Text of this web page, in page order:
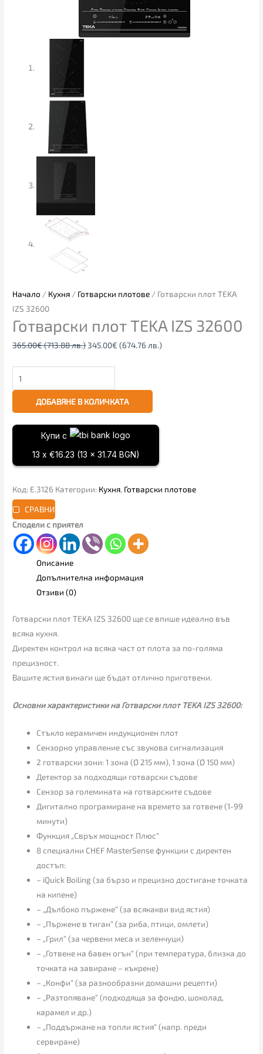
Начало / Кухня / Готварски плотове / Готварски плот TEKA
IZS 32600
Готварски плот TEKA IZS 32600
365.00€(713.88 лв.) 345.00€ (674.76 лв.)
ДОБАВЯНЕ В КОЛИЧКАТА
Купи с
13 x €16.23 (13 x 31.74 BGN)
Код: Е.3126 Категории: Кухня, Готварски плотове
СРАВНИ
Сподели с приятел
Описание
Допълнителна информация
Отзиви (0)
Готварски плот TEKA IZS 32600 ще се впише идеално във
всяка кухня.
Директен контрол на всяка част от плота за по-голяма
прецизност.
Вашите ястия винаги ще бъдат отлично приготвени.
Основни характеристики на Готварски плот TEKA IZS 32600:
Стъкло керамичен индукционен плот
Сензорно управление със звукова сигнализация
2 готварски зони: 1 зона (Ø 215 мм), 1 зона (Ø 150 мм)
Детектор за подходящи готварски съдове
Сензор за големината на готварските съдове
Дигитално програмиране на времето за готвене (1-99
минути)
Функция „Свръх мощност Плюс“
8 специални CHEF MasterSense функции с директен
достъп:
– iQuick Boiling (за бързо и прецизно достигане точката
на кипене)
– „Дълбоко пържене“ (за всякакви вид ястия)
– „Пържене в тиган“ (за риба, птици, омлети)
– „Грил“ (за червени меса и зеленчуци)
– „Готвене на бавен огън“ (при температура, близка до
точката на завиране – къкрене)
– „Конфи“ (за разнообразни домашни рецепти)
– „Разтопяване“ (подходяща за фондю, шоколад,
карамел и др.)
– „Поддържане на топли ястия“ (напр. преди
сервиране)